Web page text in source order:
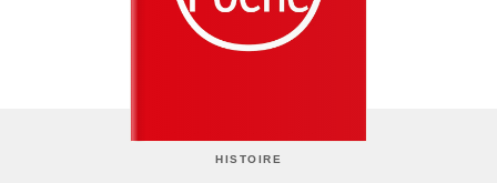
HISTOIRE